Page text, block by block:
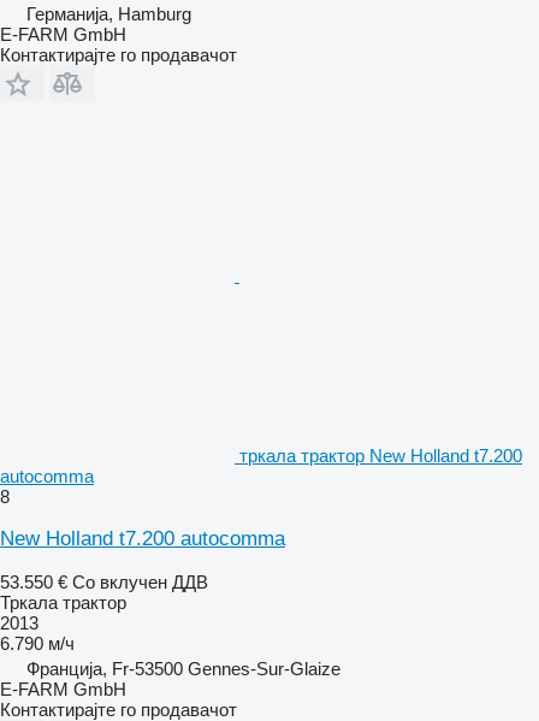
Германија, Hamburg
E-FARM GmbH
Контактирајте го продавачот
тркала трактор New Holland t7.200
autocomma
8
New Holland t7.200 autocomma
53.550 € Со вклучен ДДВ
Тркала трактор
2013
6.790 м/ч
Франција, Fr-53500 Gennes-Sur-Glaize
E-FARM GmbH
Контактирајте го продавачот